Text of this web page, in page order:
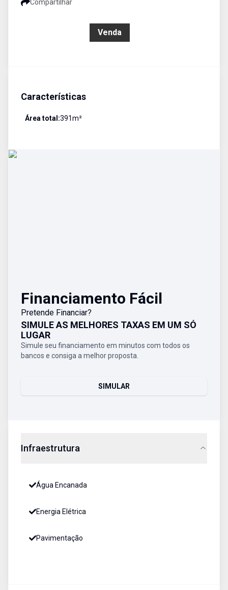
Compartilhar
Venda
Características
Área total:391m²
Financiamento Fácil
Pretende Financiar?
SIMULE AS MELHORES TAXAS EM UM SÓ
LUGAR
Simule seu financiamento em minutos com todos os
bancos e consiga a melhor proposta.
SIMULAR
Infraestrutura
Água Encanada
Energia Elétrica
Pavimentação